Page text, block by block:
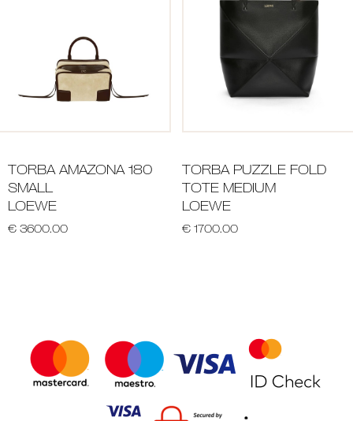
TORBA AMAZONA 180
SMALL
LOEWE
€ 3600.00
TORBA PUZZLE FOLD
TOTE MEDIUM
LOEWE
€ 1700.00